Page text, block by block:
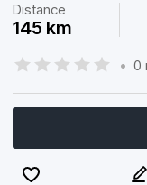
Distance
145 km
• 0